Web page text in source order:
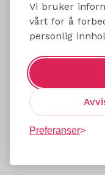
Vi bruker
vårt for å
personlig
Preferanser